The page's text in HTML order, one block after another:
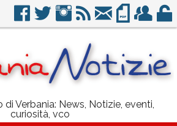
Verbania: News, Notizie, eventi,
curiosità, vco